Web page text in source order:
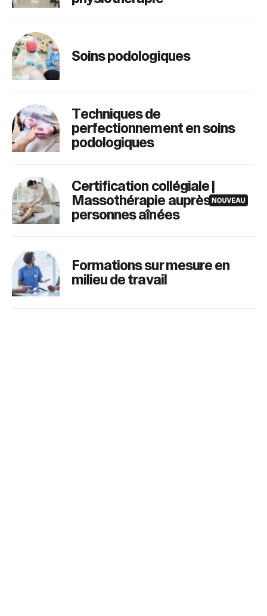
Soins podologiques
Techniques de
perfectionnement en soins
podologiques
Certification collégiale |
Massothérapie auprès des
personnes aînées
Formations sur mesure en
milieu de travail